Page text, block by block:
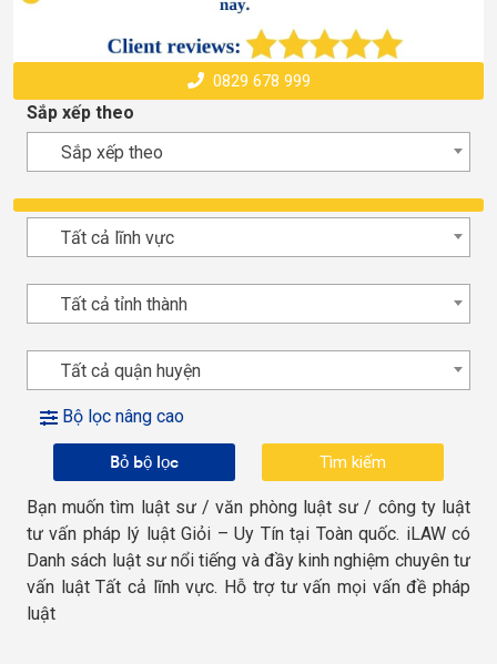
0829 678 999
Sắp xếp theo
Sắp xếp theo
Tất cả lĩnh vực
Tất cả tỉnh thành
Tất cả quận huyện
Bộ lọc nâng cao
Bỏ bộ lọc
Bạn muốn tìm luật sư / văn phòng luật sư / công ty luật
tư vấn pháp lý luật Giỏi – Uy Tín tại Toàn quốc. iLAW có
Danh sách luật sư nổi tiếng và đầy kinh nghiệm chuyên tư
vấn luật Tất cả lĩnh vực. Hỗ trợ tư vấn mọi vấn đề pháp
luật